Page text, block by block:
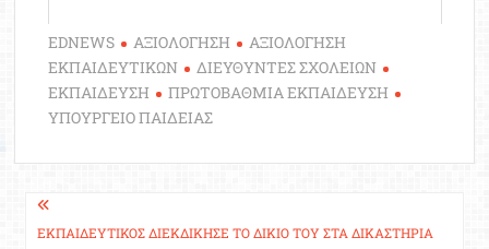
EDNEWS ΑΞΙΟΛΟΓΗΣΗ
ΑΞΙΟΛΟΓΗΣΗ
ΕΚΠΑΙΔΕΥΤΙΚΩΝ
ΔΙΕΥΘΥΝΤΕΣ ΣΧΟΛΕΙΩΝ
ΕΚΠΑΙΔΕΥΣΗ
ΠΡΩΤΟΒΑΘΜΙΑ ΕΚΠΑΙΔΕΥΣΗ
ΥΠΟΥΡΓΕΙΟ ΠΑΙΔΕΙΑΣ
Πλοήγηση
ΕΚΠΑΙΔΕΥΤΙΚΌΣ ΔΙΕΚΔΊΚΗΣΕ ΤΟ ΔΊΚΙΟ ΤΟΥ ΣΤΑ ΔΙΚΑΣΤΉΡΙΑ